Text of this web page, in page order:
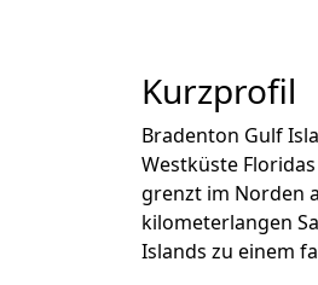
Kurzprofil
Bradenton Gulf
Westküste
grenzt im Norden
kilometerlangen
Islands zu einem